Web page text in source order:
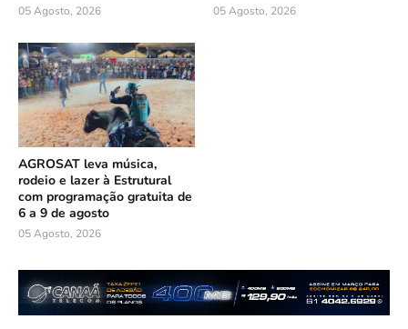
05 Agosto, 2026 05 Agosto, 2026
AGROSAT leva música,
rodeio e lazer à Estrutural
com programação gratuita de
6 a 9 de agosto
05 Agosto, 2026